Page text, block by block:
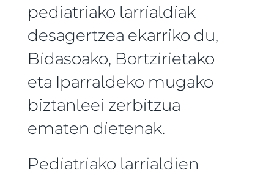
pediatriako larrialdiak
desagertzea ekarriko du,
Bidasoako, Bortzirietako
eta Iparraldeko mugako
biztanleei zerbitzua
ematen dietenak.
Pediatriako larrialdien